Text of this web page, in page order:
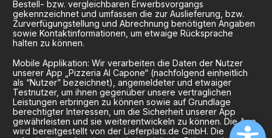
Bestell- bzw. vergleichbaren Erwerbsvorgangs
gekennzeichnet und umfassen die zur Auslieferung, bzw.
Zurverfügungstellung und Abrechnung benötigten Angaben
sowie Kontaktinformationen, um etwaige Rücksprache
halten zu können.
Mobile Applikation: Wir verarbeiten die Daten der Nutzer
unserer App „Pizzeria Al Capone“ (nachfolgend einheitlich
als “Nutzer” bezeichnet), angemeldeter und etwaiger
Testnutzer, um ihnen gegenüber unsere vertraglichen
Leistungen erbringen zu können sowie auf Grundlage
berechtigter Interessen, um die Sicherheit unserer App
gewährleisten und sie weiterentwickeln zu können. Die App
wird bereitgestellt von der Lieferplats.de GmbH. Die